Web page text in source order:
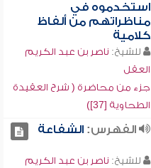
استخدموه في
مناظراتهم من ألفاظ
كلامية
للشيخ: ناصر بن عبد الكريم
العقل
جزء من محاضرة ( شرح العقيدة
الطحاوية [37])
الفهرس:الشفاعة
للشيخ: ناصر بن عبد الكريم